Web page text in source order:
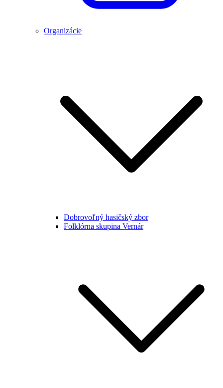
Organizácie
Dobrovoľný hasičský zbor
Folklórna skupina Vernár